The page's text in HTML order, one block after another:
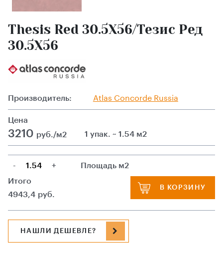
Thesis Red 30.5X56/Тезис Ред
30.5X56
Производитель: Atlas Сoncorde Russia
Цена
3210 руб./м2 1 упак. ~ 1.54 м2
- +
Площадь м2
Итого
4943,4 руб.
В КОРЗИНУ
НАШЛИ ДЕШЕВЛЕ?